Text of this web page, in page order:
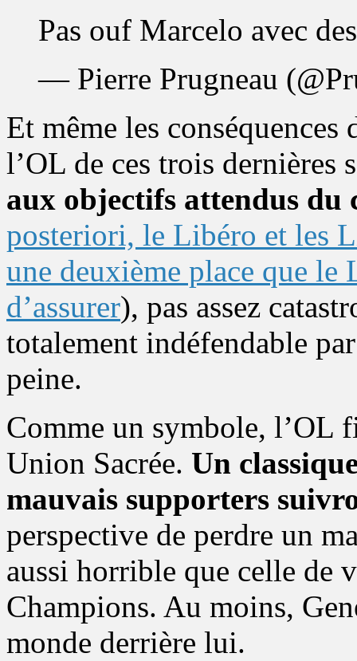
Pas ouf Marcelo avec
— Pierre Prugneau
Et même les conséquences
l’OL de ces trois dernières
aux objectifs attendus du
posteriori, le Libéro et les
une deuxième place que le
d’assurer), pas assez
totalement indéfendable
peine.
Comme un symbole, l’OL
Union Sacrée. Un
mauvais supporters
perspective de perdre un
aussi horrible que celle de
Champions. Au moins,
monde derrière lui.